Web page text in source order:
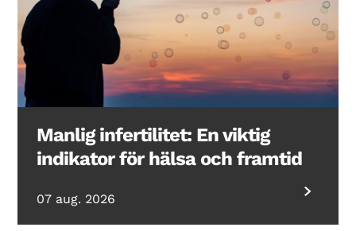
Manlig infertilitet: En viktig
indikator för hälsa och framtid
07 aug. 2026